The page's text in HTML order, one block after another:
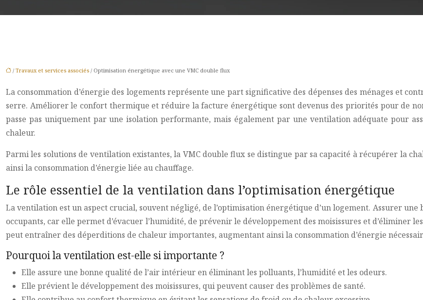
/ Travaux et services associés / Optimisation énergétique avec une VMC double flux
La consommation d’énergie des logements représente une part significative des dépenses des ménages et
serre. Améliorer le confort thermique et réduire la facture énergétique sont devenus des priorités pour de
passe pas uniquement par une isolation performante, mais également par une ventilation adéquate pour
chaleur.
Parmi les solutions de ventilation existantes, la VMC double flux se distingue par sa capacité à récupérer la
ainsi la consommation d’énergie liée au chauffage.
Le rôle essentiel de la ventilation dans l’optimisation énergétique
La ventilation est un aspect crucial, souvent négligé, de l’optimisation énergétique d’un logement. Assurer
occupants, car elle permet d’évacuer l’humidité, de prévenir le développement des moisissures et d’éliminer
peut entraîner des déperditions de chaleur importantes, augmentant ainsi la consommation d’énergie
Pourquoi la ventilation est-elle si importante ?
Elle assure une bonne qualité de l’air intérieur en éliminant les polluants, l’humidité et les odeurs.
Elle prévient le développement des moisissures, qui peuvent causer des problèmes de santé.